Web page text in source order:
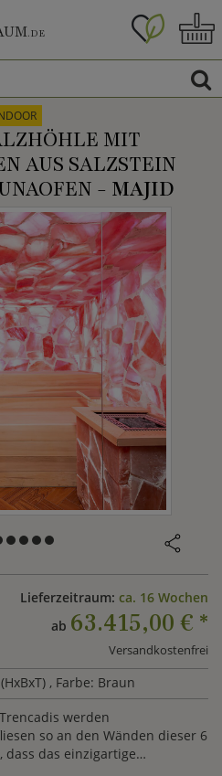
.DE
MIT
AUS SALZSTEIN
- MAJID
Lieferzeitraum: ca. 16 Wochen
ab 63.415,00 € *
Versandkostenfrei
, Farbe: Braun
werden
so an den Wänden dieser 6
dass das einzigartige